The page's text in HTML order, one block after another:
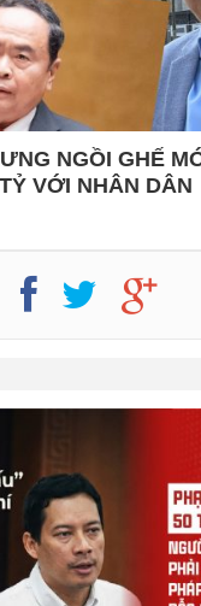
NGỒI GHẾ
VỚI NHÂN DÂN